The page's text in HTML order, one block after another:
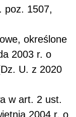
poz. 1507,
określone
2003 r. o
U. z 2020
w art. 2 ust.
2004 r. o